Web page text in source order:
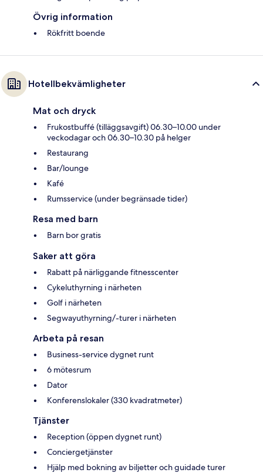
Övrig information
Rökfritt boende
Hotellbekvämligheter
Mat och dryck
Frukostbuffé (tilläggsavgift) 06.30–10.00 under
veckodagar och 06.30–10.30 på helger
Restaurang
Bar/lounge
Kafé
Rumsservice (under begränsade tider)
Resa med barn
Barn bor gratis
Saker att göra
Rabatt på närliggande fitnesscenter
Cykeluthyrning i närheten
Golf i närheten
Segwayuthyrning/-turer i närheten
Arbeta på resan
Business-service dygnet runt
6 mötesrum
Dator
Konferenslokaler (330 kvadratmeter)
Tjänster
Reception (öppen dygnet runt)
Conciergetjänster
Hjälp med bokning av biljetter och guidade turer